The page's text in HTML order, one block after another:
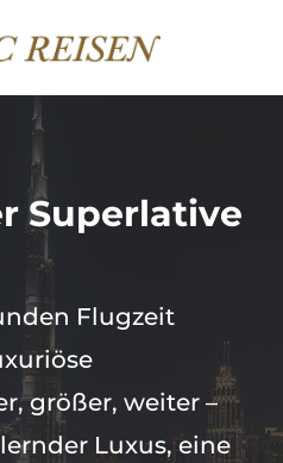
Superlative
Flugzeit
größer, weiter –
Luxus, eine